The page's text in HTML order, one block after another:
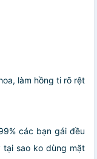
làm hồng ti rõ rệt
các bạn gái đều
tại sao ko dùng mặt